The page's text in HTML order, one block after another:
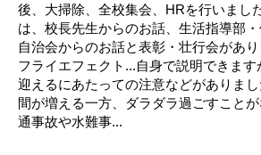
後、大掃除、全校集会、HRを行いま
は、校長先生からのお話、生活指導部・
自治会からのお話と表彰・壮行会が
フライエフェクト...自身で説明でき
迎えるにあたっての注意などがありま
間が増える一方、ダラダラ過ごすこと
通事故や水難事...